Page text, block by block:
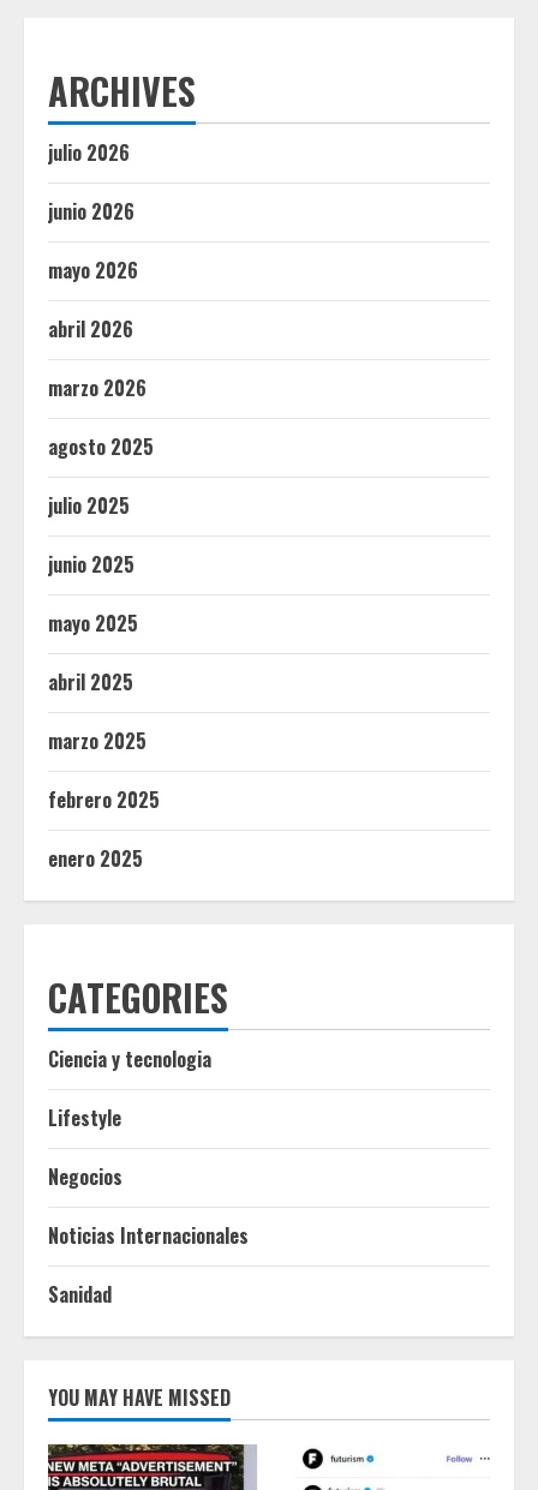
ARCHIVES
julio 2026
junio 2026
mayo 2026
abril 2026
marzo 2026
agosto 2025
julio 2025
junio 2025
mayo 2025
abril 2025
marzo 2025
febrero 2025
enero 2025
CATEGORIES
Ciencia y tecnologia
Lifestyle
Negocios
Noticias Internacionales
Sanidad
YOU MAY HAVE MISSED